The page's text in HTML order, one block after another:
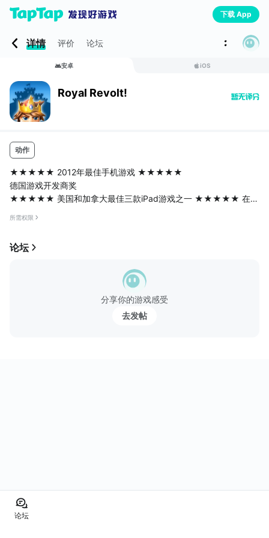
下载 App
详情 评价 论坛
安卓 iOS
Royal Revolt!
动作
★★★★★ 2012年最佳手机游戏 ★★★★★
德国游戏开发商奖
★★★★★ 美国和加拿大最佳三款iPad游戏之一 ★★★★★ 在17
《皇家起义》是一款全新的攻城游戏，令人惊艳的三维图形和直观
• 使用直观的触摸控制操纵您的军队...
所需权限
论坛
分享你的游戏感受
去发帖
论坛